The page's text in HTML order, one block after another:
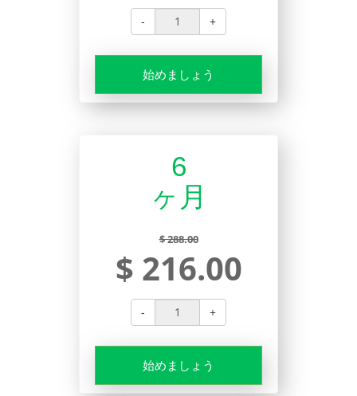
- +
始めましょう
6
ヶ月
$ 288.00
$ 216.00
- +
始めましょう